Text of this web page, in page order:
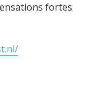
fortes